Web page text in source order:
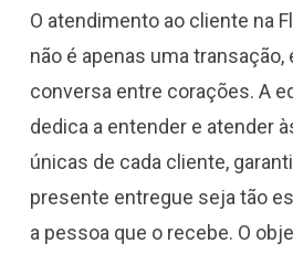
O atendimento ao cliente na
não é apenas uma transação,
conversa entre corações. A
dedica a entender e atender
únicas de cada cliente,
presente entregue seja tão
a pessoa que o recebe. O